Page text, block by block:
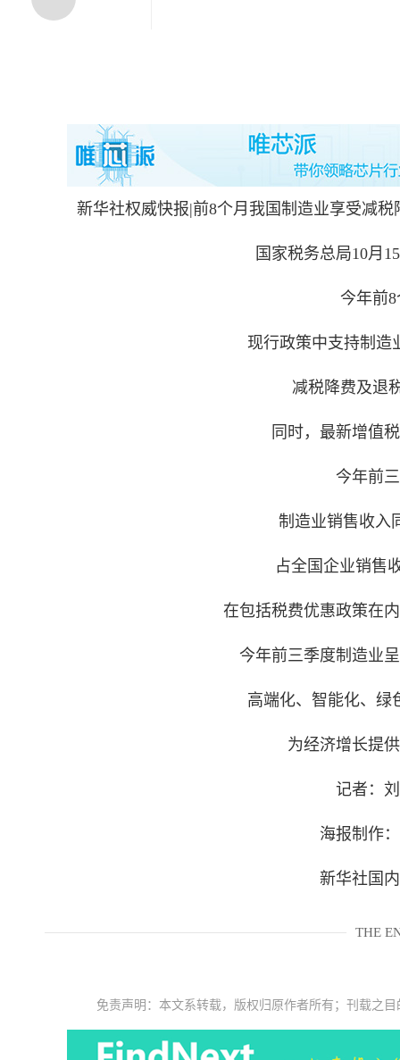
新华社权威快报|前8个月我国制造业享受减税
国家税务总局10月
今年前8
现行政策中支持制造
减税降费及退
同时，最新增值
今年前
制造业销售收入
占全国企业销售
在包括税费优惠政策在
今年前三季度制造业
高端化、智能化、绿
为经济增长提
记者：
海报制作
新华社国
THE
免责声明：本文系转载，版权归原作者所有；刊载之